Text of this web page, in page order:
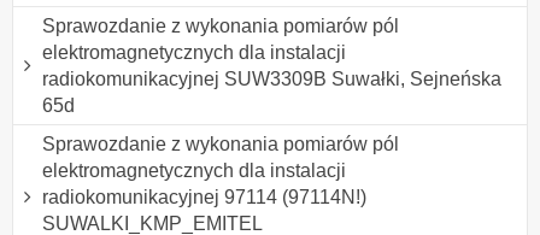
Sprawozdanie z wykonania pomiarów pól
elektromagnetycznych dla instalacji
radiokomunikacyjnej SUW3309B Suwałki, Sejneńska
65d
Sprawozdanie z wykonania pomiarów pól
elektromagnetycznych dla instalacji
radiokomunikacyjnej 97114 (97114N!)
SUWALKI_KMP_EMITEL